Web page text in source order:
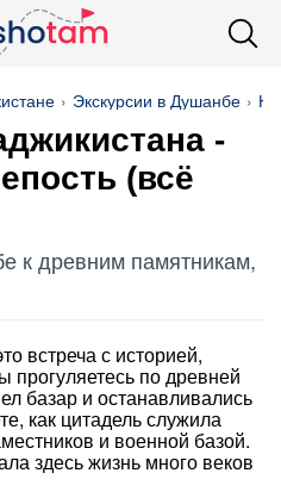
Экскурсии в Душанбе
-
(всё
к древним памятникам,
встреча с историей,
прогуляетесь по древней
базар и останавливались
как цитадель служила
и военной базой.
здесь жизнь много веков